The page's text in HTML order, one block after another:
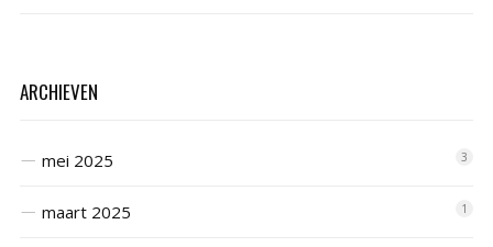
ARCHIEVEN
mei 2025 3
maart 2025 1